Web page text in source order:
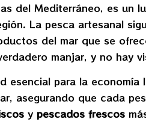
del Mediterráneo, es un
La pesca artesanal
del mar que se
manjar, y no hay
esencial para la
asegurando que cada
y pescados frescos